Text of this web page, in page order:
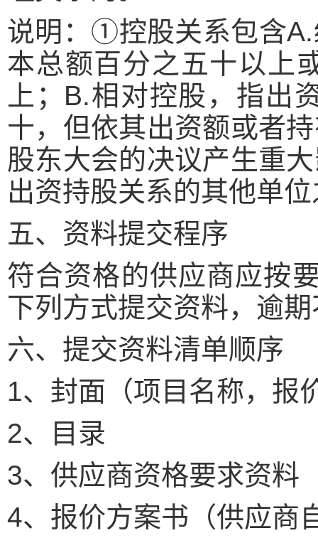
说明：①控股关系包含
本总额百分之五十以上
上；B.相对控股，指出
十，但依其出资额或者
股东大会的决议产生重
出资持股关系的其他单
五、资料提交程序
符合资格的供应商应按
下列方式提交资料，逾
六、提交资料清单顺序
1、封面（项目名称，报
2、目录
3、供应商资格要求资料
4、报价方案书（供应商